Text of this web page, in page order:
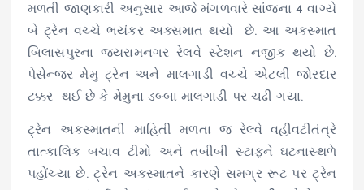
મળતી જાણકારી અનુસાર આજે મંગળવારે સાંજના 4 વાગ્યે
બે ટ્રેન વચ્ચે ભયંકર અક્સમાત થયો છે. આ અકસ્માત
બિલાસપુરના જયરામનગર રેલવે સ્ટેશન નજીક થયો છે.
પેસેન્જર મેમુ ટ્રેન અને માલગાડી વચ્ચે એટલી જોરદાર
ટક્કર થઈ છે કે મેમુના ડબ્બા માલગાડી પર ચઢી ગયા.
ટ્રેન અકસ્માતની માહિતી મળતા જ રેલ્વે વહીવટીતંત્રે
તાત્કાલિક બચાવ ટીમો અને તબીબી સ્ટાફને ઘટનાસ્થળે
પહોંચ્યા છે. ટ્રેન અકસ્માતને કારણે સમગ્ર રૂટ પર ટ્રેન